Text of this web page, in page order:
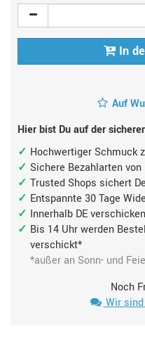
In
Auf
Hier bist Du auf der
Hochwertiger Schmuck
Sichere Bezahlarten
Trusted Shops sichert
Entspannte 30 Tage
Innerhalb DE
Bis 14 Uhr werden
verschickt*
*außer an Sonn- und
Noch
Wir